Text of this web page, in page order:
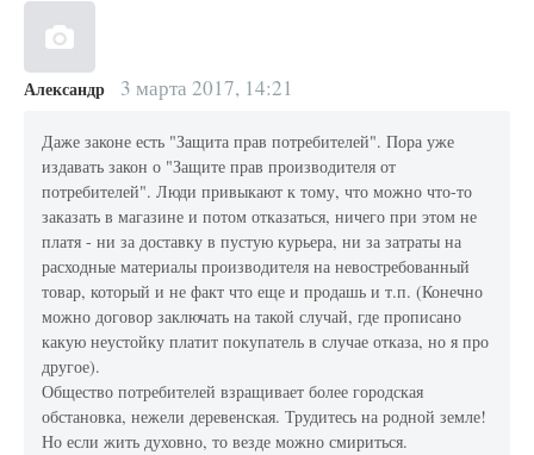
Александр 3 марта 2017, 14:21
Даже законе есть "Защита прав потребителей". Пора уже
издавать закон о "Защите прав производителя от
потребителей". Люди привыкают к тому, что можно что-то
заказать в магазине и потом отказаться, ничего при этом не
платя - ни за доставку в пустую курьера, ни за затраты на
расходные материалы производителя на невостребованный
товар, который и не факт что еще и продашь и т.п. (Конечно
можно договор заключать на такой случай, где прописано
какую неустойку платит покупатель в случае отказа, но я про
другое).
Общество потребителей взращивает более городская
обстановка, нежели деревенская. Трудитесь на родной земле!
Но если жить духовно, то везде можно смириться.